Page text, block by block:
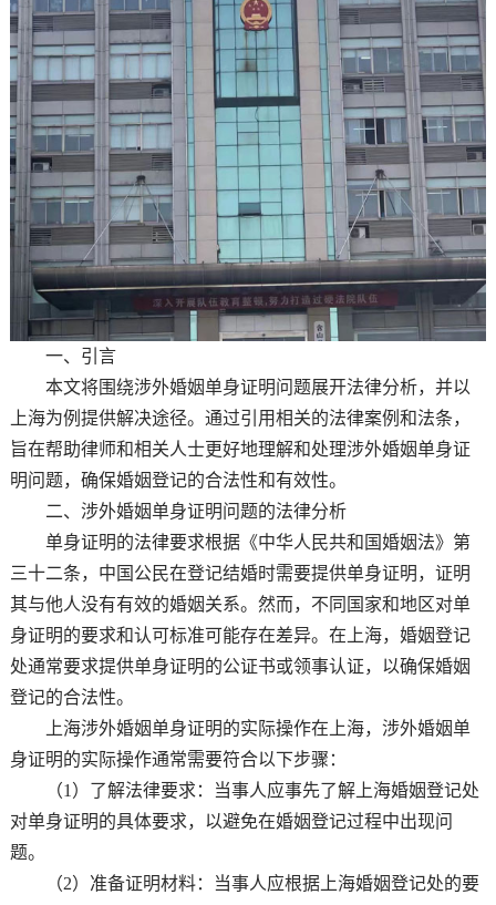
一、引言
本文将围绕涉外婚姻单身证明问题展开法律分析，并以
上海为例提供解决途径。通过引用相关的法律案例和法条，
旨在帮助律师和相关人士更好地理解和处理涉外婚姻单身证
明问题，确保婚姻登记的合法性和有效性。
二、涉外婚姻单身证明问题的法律分析
单身证明的法律要求根据《中华人民共和国婚姻法》第
三十二条，中国公民在登记结婚时需要提供单身证明，证明
其与他人没有有效的婚姻关系。然而，不同国家和地区对单
身证明的要求和认可标准可能存在差异。在上海，婚姻登记
处通常要求提供单身证明的公证书或领事认证，以确保婚姻
登记的合法性。
上海涉外婚姻单身证明的实际操作在上海，涉外婚姻单
身证明的实际操作通常需要符合以下步骤：
（1）了解法律要求：当事人应事先了解上海婚姻登记处
对单身证明的具体要求，以避免在婚姻登记过程中出现问
题。
（2）准备证明材料：当事人应根据上海婚姻登记处的要